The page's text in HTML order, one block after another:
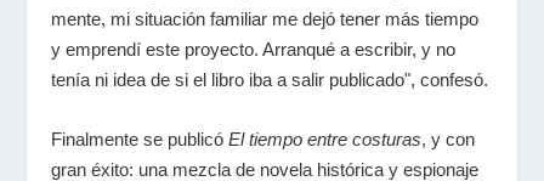
mente, mi situación familiar me dejó tener más tiempo
y emprendí este proyecto. Arranqué a escribir, y no
tenía ni idea de si el libro iba a salir publicado", confesó.
Finalmente se publicóEl tiempo entre costuras, y con
gran éxito: una mezcla de novela histórica y espionaje